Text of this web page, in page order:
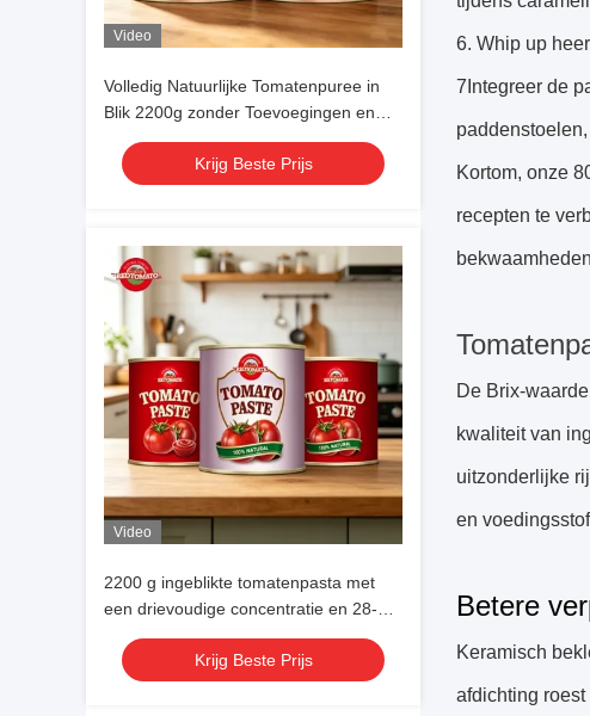
Video
Volledig Natuurlijke Tomatenpuree in
Blik 2200g zonder Toevoegingen en
30-100% Puur
Krijg Beste Prijs
Video
2200 g ingeblikte tomatenpasta met
een drievoudige concentratie en 28-
30% Brix voor een betere smaak
Krijg Beste Prijs
6. Whip up
7Integreer de
Kortom, onze
recepten te
De Brix-
kwaliteit van
uitzonderlijke
en
Betere
Keramisch
afdichting